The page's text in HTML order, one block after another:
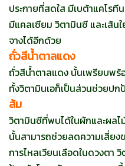
ประกายที่สดใส มีเบต้าแคโรที
มีแคลเซียม วิตามินซี และเส้น
จางได้อีกด้วย
ถั่วสีน้ำตาลแดง
ถั่วสีน้ำตาลแดง นั้นเพรียบพ
ทั้งวิตามินเอก็เป็นส่วนช่วยปก
ส้ม
วิตามินซีที่พบได้ในผักและผลไ
นั้นสามารถช่วยลดความเสี่ยง
การไหลเวียนเลือดในดวงตา